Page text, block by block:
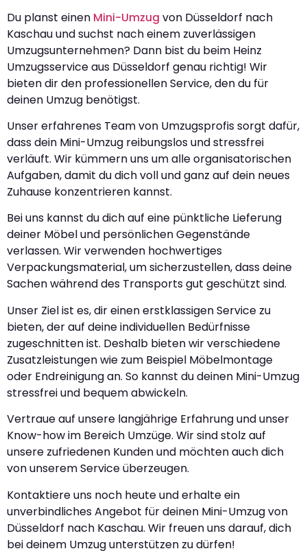
Du planst einen Mini-Umzug von Düsseldorf nach
Kaschau und suchst nach einem zuverlässigen
Umzugsunternehmen? Dann bist du beim Heinz
Umzugsservice aus Düsseldorf genau richtig! Wir
bieten dir den professionellen Service, den du für
deinen Umzug benötigst.
Unser erfahrenes Team von Umzugsprofis sorgt dafür,
dass dein Mini-Umzug reibungslos und stressfrei
verläuft. Wir kümmern uns um alle organisatorischen
Aufgaben, damit du dich voll und ganz auf dein neues
Zuhause konzentrieren kannst.
Bei uns kannst du dich auf eine pünktliche Lieferung
deiner Möbel und persönlichen Gegenstände
verlassen. Wir verwenden hochwertiges
Verpackungsmaterial, um sicherzustellen, dass deine
Sachen während des Transports gut geschützt sind.
Unser Ziel ist es, dir einen erstklassigen Service zu
bieten, der auf deine individuellen Bedürfnisse
zugeschnitten ist. Deshalb bieten wir verschiedene
Zusatzleistungen wie zum Beispiel Möbelmontage
oder Endreinigung an. So kannst du deinen Mini-Umzug
stressfrei und bequem abwickeln.
Vertraue auf unsere langjährige Erfahrung und unser
Know-how im Bereich Umzüge. Wir sind stolz auf
unsere zufriedenen Kunden und möchten auch dich
von unserem Service überzeugen.
Kontaktiere uns noch heute und erhalte ein
unverbindliches Angebot für deinen Mini-Umzug von
Düsseldorf nach Kaschau. Wir freuen uns darauf, dich
bei deinem Umzug unterstützen zu dürfen!